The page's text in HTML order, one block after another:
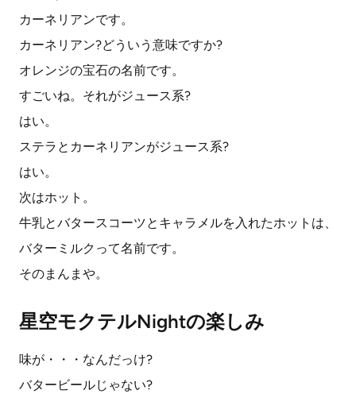
カーネリアンです。
カーネリアン?どういう意味ですか?
オレンジの宝石の名前です。
すごいね。それがジュース系?
はい。
ステラとカーネリアンがジュース系?
はい。
次はホット。
牛乳とバタースコーツとキャラメルを入れたホットは、
バターミルクって名前です。
そのまんまや。
星空モクテルNightの楽しみ
味が・・・なんだっけ?
バタービールじゃない?